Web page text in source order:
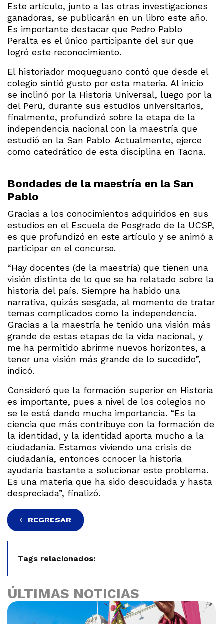
Este artículo, junto a las otras investigaciones
ganadoras, se publicarán en un libro este año.
Es importante destacar que Pedro Pablo
Peralta es el único participante del sur que
logró este reconocimiento.
El historiador moqueguano contó que desde el
colegio sintió gusto por esta materia. Al inicio
se inclinó por la Historia Universal, luego por la
del Perú, durante sus estudios universitarios,
finalmente, profundizó sobre la etapa de la
independencia nacional con la maestría que
estudió en la San Pablo. Actualmente, ejerce
como catedrático de esta disciplina en Tacna.
Bondades de la maestría en la San
Pablo
Gracias a los conocimientos adquiridos en sus
estudios en el Escuela de Posgrado de la UCSP,
es que profundizó en este artículo y se animó a
participar en el concurso.
“Hay docentes (de la maestría) que tienen una
visión distinta de lo que se ha relatado sobre la
historia del país. Siempre ha habido una
narrativa, quizás sesgada, al momento de tratar
temas complicados como la independencia.
Gracias a la maestría he tenido una visión más
grande de estas etapas de la vida nacional, y
me ha permitido abrirme nuevos horizontes, a
tener una visión más grande de lo sucedido”,
indicó.
Consideró que la formación superior en Historia
es importante, pues a nivel de los colegios no
se le está dando mucha importancia. “Es la
ciencia que más contribuye con la formación de
la identidad, y la identidad aporta mucho a la
ciudadanía. Estamos viviendo una crisis de
ciudadanía, entonces conocer la historia
ayudaría bastante a solucionar este problema.
Es una materia que ha sido descuidada y hasta
despreciada”, finalizó.
REGRESAR
Tags relacionados:
ÚLTIMAS NOTICIAS